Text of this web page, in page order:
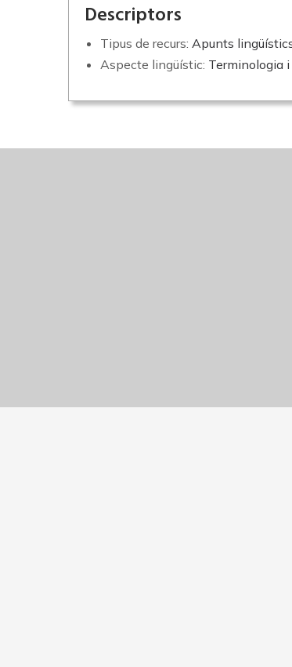
Descriptors
Tipus de recurs: Apunts
Aspecte lingüístic: Terminologia